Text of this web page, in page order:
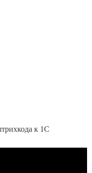
к 1С